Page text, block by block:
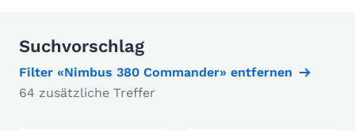
Suchvorschlag
Filter «Nimbus 380 Commander» entfernen
64 zusätzliche Treffer